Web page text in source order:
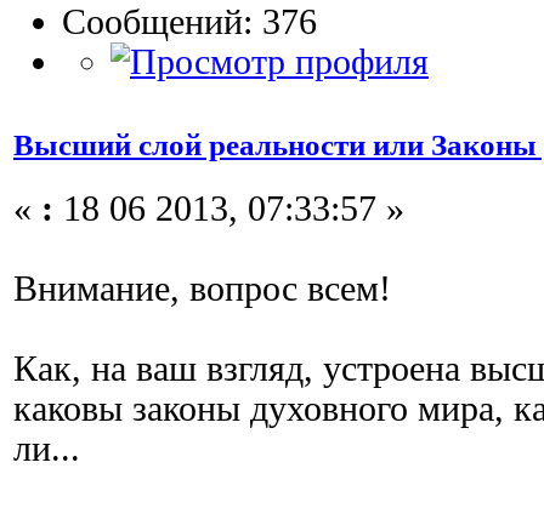
Сообщений: 376
Высший слой реальности или Законы
« : 18 06 2013, 07:33:57 »
Внимание, вопрос всем!
Как, на ваш взгляд, устроена
каковы законы духовного мира,
ли...